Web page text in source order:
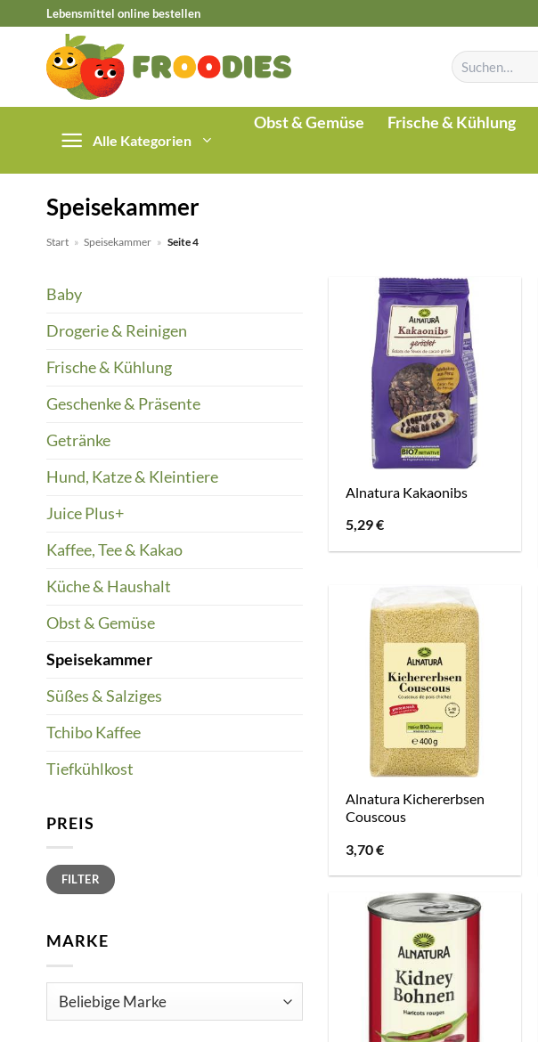
springen
Lebensmittel online bestellen
Suchen
nach:
Alle Kategorien
Obst & Gemüse Frische & Kühlung
Speisekammer
Start » Speisekammer » Seite 4
Baby
Drogerie & Reinigen
Frische & Kühlung
Geschenke & Präsente
Getränke
Hund, Katze & Kleintiere
Juice Plus+
Kaffee, Tee & Kakao
Küche & Haushalt
Obst & Gemüse
Speisekammer
Süßes & Salziges
Tchibo Kaffee
Tiefkühlkost
PREIS
Min.
Preis
Max.
PreisFILTER
MARKE
Alnatura Kakaonibs
5,29€
Alnatura Kichererbsen
Couscous
3,70€